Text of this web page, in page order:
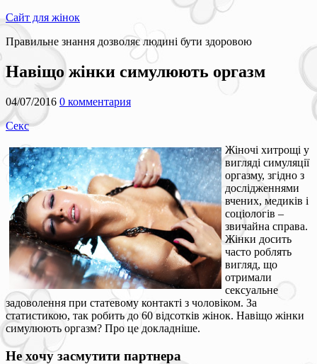
Сайт для жінок
Правильне знання дозволяє людині бути здоровою
Навіщо жінки симулюють оргазм
04/07/2016 0 комментария
Секс
Жіночі хитрощі у
вигляді симуляції
оргазму, згідно з
дослідженнями
вчених, медиків і
соціологів –
звичайна справа.
Жінки досить
часто роблять
вигляд, що
отримали
сексуальне
задоволення при статевому контакті з чоловіком. За
статистикою, так робить до 60 відсотків жінок. Навіщо жінки
симулюють оргазм? Про це докладніше.
Не хочу засмутити партнера